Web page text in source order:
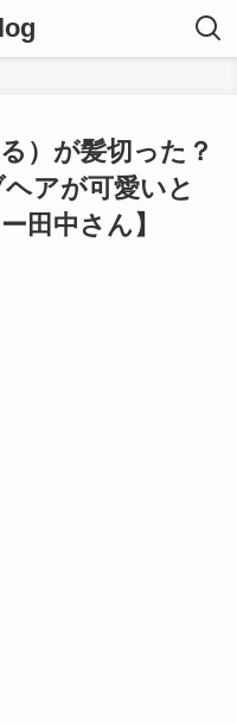
）が髪切った？
アが可愛いと
田中さん】